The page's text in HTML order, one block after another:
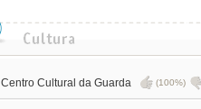
Centro Cultural da Guarda (100%)